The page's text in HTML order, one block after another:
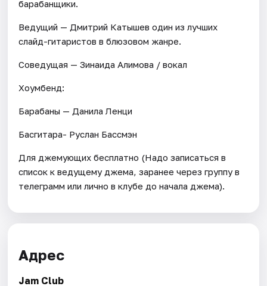
барабанщики.
Ведущий — Дмитрий Катышев один из лучших
слайд-гитаристов в блюзовом жанре.
Соведущая — Зинаида Алимова / вокал
Хоумбенд:
Барабаны — Данила Ленци
Басгитара- Руслан Бассмэн
Для джемующих бесплатно (Надо записаться в
список к ведущему джема, заранее через группу в
телеграмм или лично в клубе до начала джема).
Адрес
Jam Club